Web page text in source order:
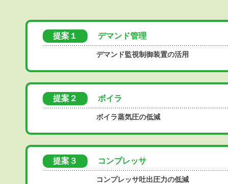
提案１ デマンド管理
デマンド監視制御装置の活用
提案２ ボイラ
ボイラ蒸気圧の低減
提案３ コンプレッサ
コンプレッサ吐出圧力の低減